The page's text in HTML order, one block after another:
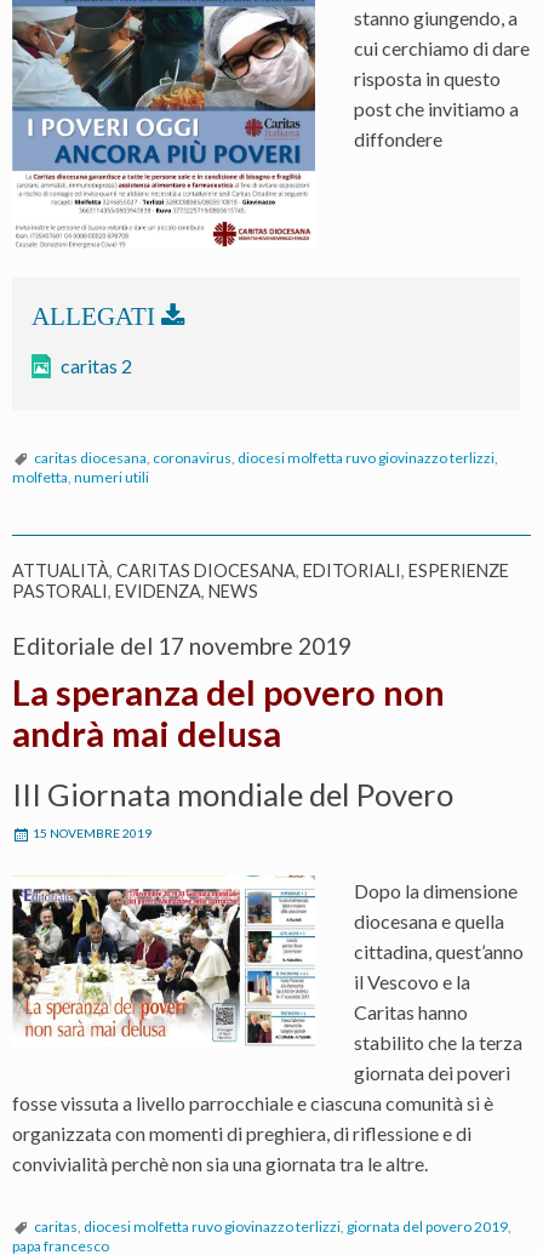
stanno giungendo, a
cui cerchiamo di dare
risposta in questo
post che invitiamo a
diffondere
caritas 2
caritas diocesana, coronavirus, diocesi molfetta ruvo giovinazzo terlizzi,
molfetta, numeri utili
ATTUALITÀ, CARITAS DIOCESANA, EDITORIALI, ESPERIENZE
PASTORALI, EVIDENZA, NEWS
Editoriale del 17 novembre 2019
La speranza del povero non
andrà mai delusa
III Giornata mondiale del Povero
15 NOVEMBRE 2019
Dopo la dimensione
diocesana e quella
cittadina, quest’anno
il Vescovo e la
Caritas hanno
stabilito che la terza
giornata dei poveri
fosse vissuta a livello parrocchiale e ciascuna comunità si è
organizzata con momenti di preghiera, di riflessione e di
convivialità perchè non sia una giornata tra le altre.
caritas, diocesi molfetta ruvo giovinazzo terlizzi, giornata del povero 2019,
papa francesco